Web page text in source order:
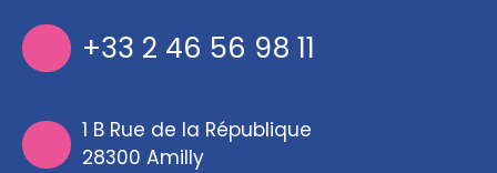
+33 2 46 56 98 11
1 B Rue de la République
28300 Amilly